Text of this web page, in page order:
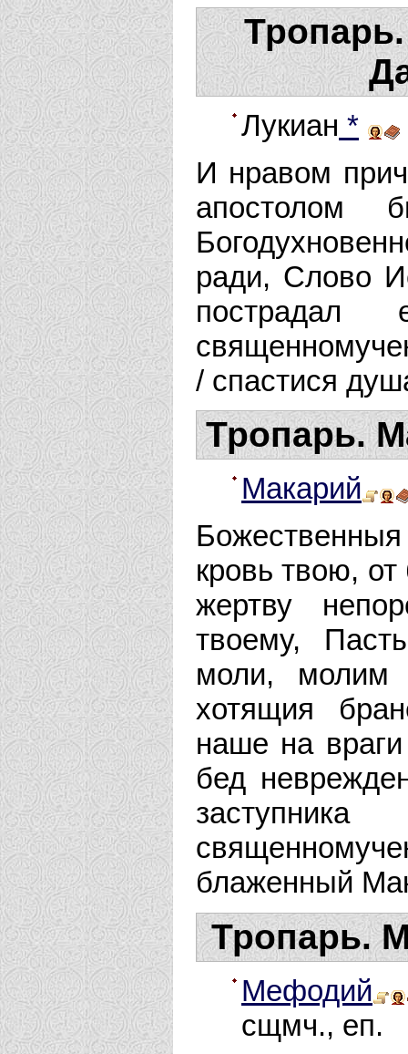
Лукиан *
И нравом
ради, Слово
/ спастися
Тропарь.
Макарий
кровь твою,
жертву
твоему,
моли, молим
хотящия
наше на
бед
блаженный
Тропарь.
Мефодий
сщмч., еп.